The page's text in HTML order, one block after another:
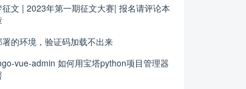
征文 | 2023年第一期征文大赛| 报名请评论本
署的环境，验证码加载不出来
vue-admin 如何用宝塔python项目管理器